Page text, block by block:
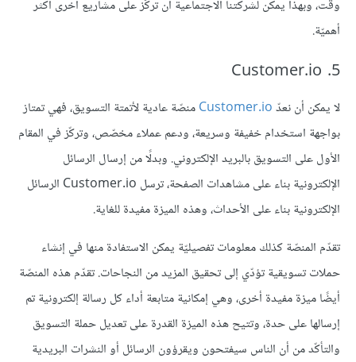
وقت، وبهذا يمكن لشركتنا الاجتماعية أن تركّز على مشاريع أخرى أكثر
أهميّة.
5. Customer.io
لا يمكن أن نعدّCustomer.ioمنصّة عادية لأتمتة التسويق، فهي تمتاز
بواجهة استخدام خفيفة وسريعة، ودعم عملاء مخصّص، وتركّز في المقام
الأول على التسويق بالبريد الإلكتروني. وبدلًا من إرسال الرسائل
اﻹلكترونية بناء على مشاهدات الصفحة، ترسل Customer.io الرسائل
الإلكترونية بناء على الأحداث، وهذه الميزة مفيدة للغاية.
تقدّم المنصّة كذلك معلومات تفصيليّة يمكن الاستفادة منها في إنشاء
حملات تسويقية تؤدّي إلى تحقيق المزيد من النجاحات. تقدّم هذه المنصّة
أيضًا ميزة مفيدة أخرى، وهي إمكانية متابعة أداء كل رسالة إلكترونية تم
إرسالها على حدة، وتتيح هذه الميزة القدرة على تعديل حملة التسويق
والتأكّد من أن الناس سيفتحون ويقرؤون الرسائل أو النشرات البريدية